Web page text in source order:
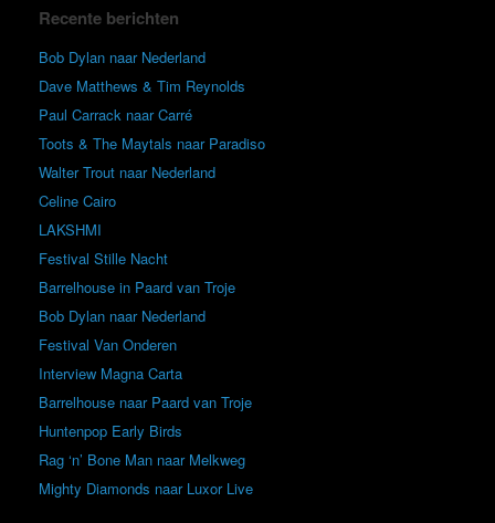
Recente berichten
Bob Dylan naar Nederland
Dave Matthews & Tim Reynolds
Paul Carrack naar Carré
Toots & The Maytals naar Paradiso
Walter Trout naar Nederland
Celine Cairo
LAKSHMI
Festival Stille Nacht
Barrelhouse in Paard van Troje
Bob Dylan naar Nederland
Festival Van Onderen
Interview Magna Carta
Barrelhouse naar Paard van Troje
Huntenpop Early Birds
Rag ‘n’ Bone Man naar Melkweg
Mighty Diamonds naar Luxor Live